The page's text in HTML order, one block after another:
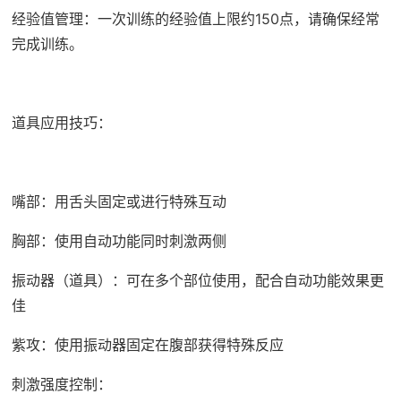
经验值管理：一次训练的经验值上限约150点，请确保经常
完成训练。
道具应用技巧：
嘴部：用舌头固定或进行特殊互动
胸部：使用自动功能同时刺激两侧
振动器（道具）：可在多个部位使用，配合自动功能效果更
佳
紫攻：使用振动器固定在腹部获得特殊反应
刺激强度控制：